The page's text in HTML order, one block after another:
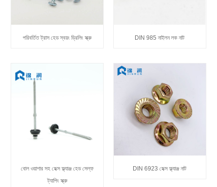
পরিবর্তিত ট্রাস হেড স্বয়ং ড্রিলিং স্ক্রু DIN 985 নাইলন লক নাট
বোল ওয়াশার সহ হেক্স ফ্ল্যাঞ্জ হেড সেল্ফ
ট্যাপিং স্ক্রু
DIN 6923 হেক্স ফ্ল্যাঞ্জ নাট